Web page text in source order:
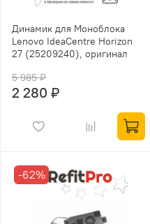
Динамик для Моноблока
Lenovo IdeaCentre Horizon
27 (25209240), оригинал
5 985 ₽
2 280 ₽
-62%